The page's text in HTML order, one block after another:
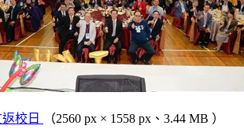
校日 （2560 px × 1558 px、3.44 MB ）